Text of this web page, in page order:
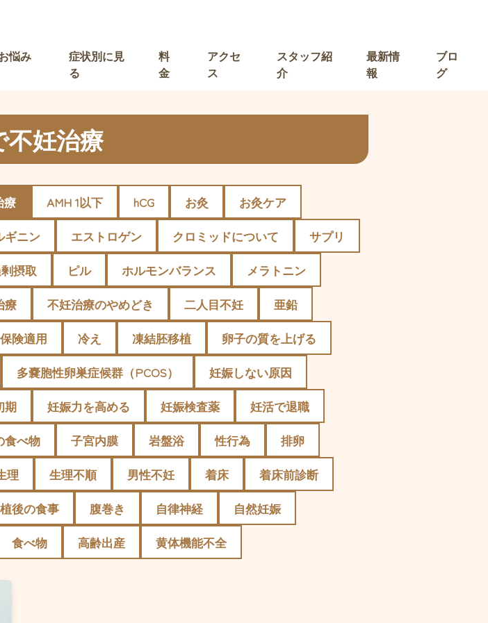
悩み
症状別に見
る
料
金
アクセ
ス
スタッフ紹
介
最新情
報
ブロ
グ
不妊治療
療 AMH 1以下 hCG お灸
お灸ケア
ギニン エストロゲン クロミッドについて
サプリ
摂取 ピル ホルモンバランス
メラトニン
療 不妊治療のやめどき 二人目不妊
亜鉛
保険適用 冷え 凍結胚移植
卵子の質を上げる
多嚢胞性卵巣症候群（PCOS）
妊娠しない原因
期 妊娠力を高める 妊娠検査薬
妊活で退職
食べ物 子宮内膜 岩盤浴 性行為
排卵
理 生理不順 男性不妊 着床
着床前診断
後の食事 腹巻き 自律神経
自然妊娠
食べ物 高齢出産 黄体機能不全